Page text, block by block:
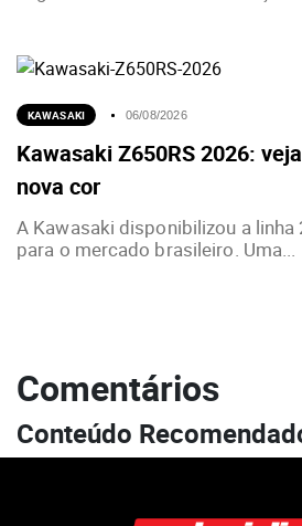
KAWASAKI 06/08/2026
Kawasaki Z650RS 2026:
nova cor
A Kawasaki disponibilizou a linha
para o mercado brasileiro. Uma...
Comentários
Conteúdo